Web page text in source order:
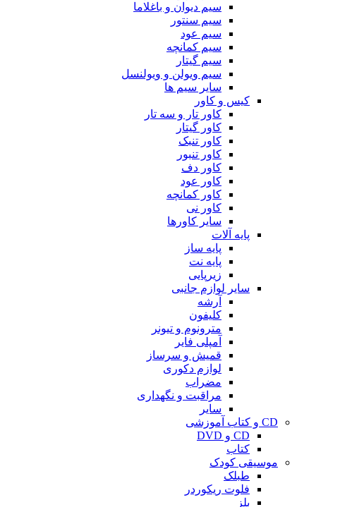
سیم دیوان و باغلاما
سیم سنتور
سیم عود
سیم کمانچه
سیم گیتار
سیم ویولن و ویولنسل
سایر سیم ها
کیس و کاور
کاور تار و سه تار
کاور گیتار
کاور تنبک
کاور تنبور
کاور دف
کاور عود
کاور کمانچه
کاور نی
سایر کاورها
پایه آلات
پایه ساز
پایه نت
زیرپایی
سایر لوازم جانبی
آرشه
کلیفون
مترونوم و تیونر
آمپلی فایر
قمیش و سرساز
لوازم دکوری
مضراب
مراقبت و نگهداری
سایر
CD و کتاب آموزشی
CD و DVD
کتاب
موسیقی کودک
طبلک
فلوت ریکوردر
بلز